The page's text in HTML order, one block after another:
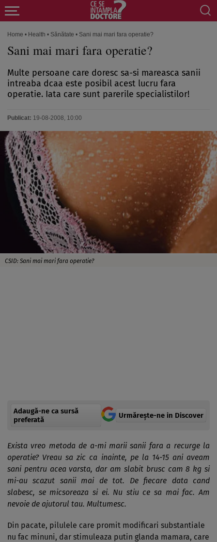
Home • Health • Sănătate • Sani mai mari fara operatie?
Sani mai mari fara operatie?
Multe persoane care doresc sa-si mareasca sanii
intreaba dcaa este posibil acest lucru fara
operatie. Iata care sunt parerile specialistilor!
Publicat: 19-08-2008, 10:00
CSID: Sani mai mari fara operatie?
Adaugă-ne ca sursă
preferată
Urmărește-ne in Discover
Exista vreo metoda de a-mi marii sanii fara a recurge la
operatie? Vreau sa zic ca inainte, pe la 14-15 ani aveam
sani pentru acea varsta, dar am slabit brusc cam 8 kg si
mi-au scazut sanii mai de tot. De fiecare data cand
slabesc, se micsoreaza si ei. Nu stiu ce sa mai fac. Am
nevoie de ajutorul tau. Multumesc.
Din pacate, pilulele care promit modificari substantiale
nu fac minuni, dar stimuleaza putin glanda mamara, care